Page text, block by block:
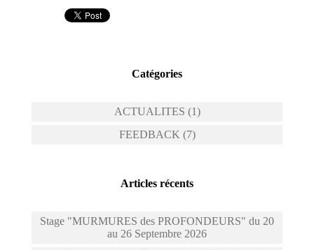
Catégories
ACTUALITES (1)
FEEDBACK (7)
Articles récents
Stage "MURMURES des PROFONDEURS" du 20
au 26 Septembre 2026